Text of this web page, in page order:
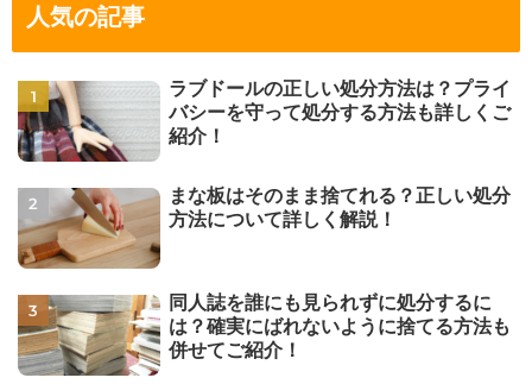
人気の記事
ラブドールの正しい処分方法は？プライ
バシーを守って処分する方法も詳しくご
紹介！
まな板はそのまま捨てれる？正しい処分
方法について詳しく解説！
同人誌を誰にも見られずに処分するに
は？確実にばれないように捨てる方法も
併せてご紹介！